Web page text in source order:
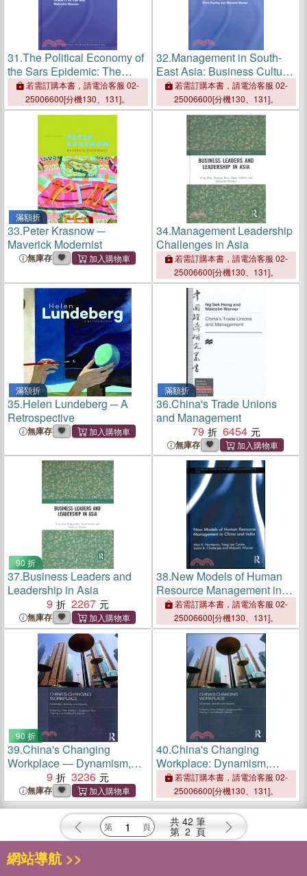
31.The Political Economy of
the Sars Epidemic: The
Impact on Human
Resources in East Asia
若需訂購本書，請電洽客服 02-
25006600[分機130、131]。
32.Management in South-
East Asia: Business Culture,
Enterprises And Human
Resources
若需訂購本書，請電洽客服 02-
25006600[分機130、131]。
滿額折
33.Peter Krasnow ─
Maverick Modernist
無庫存
34.Management Leadership
Challenges in Asia
若需訂購本書，請電洽客服 02-
25006600[分機130、131]。
滿額折
35.Helen Lundeberg ─ A
Retrospective
無庫存
滿額折
36.China's Trade Unions
and Management
79
6454
無庫存
90 折
37.Business Leaders and
Leadership in Asia
9
2267
無庫存
38.New Models of Human
Resource Management in
China and India
若需訂購本書，請電洽客服 02-
25006600[分機130、131]。
90 折
39.China's Changing
Workplace ― Dynamism,
Diversity and Disparity
9 3236
無庫存
40.China's Changing
Workplace: Dynamism,
Diversity and Disparity
若需訂購本書，請電洽客服 02-
25006600[分機130、131]。
共 42 筆
第 2 頁
網站導航 >>